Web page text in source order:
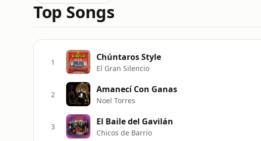
Top Songs
1 Chúntaros Style
El Gran Silencio
2 Amanecí Con Ganas
Noel Torres
3 El Baile del Gavilán
Chicos de Barrio